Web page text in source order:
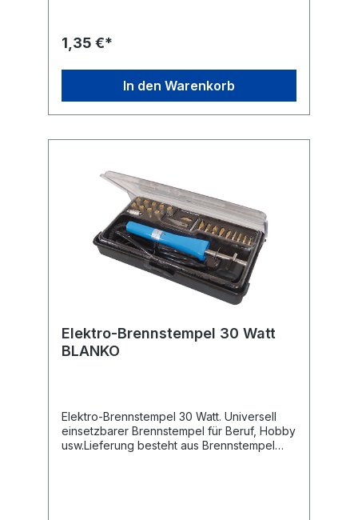
1,35 €*
In den Warenkorb
Elektro-Brennstempel 30 Watt
BLANKO
Elektro-Brennstempel 30 Watt. Universell
einsetzbarer Brennstempel für Beruf, Hobby
usw.Lieferung besteht aus Brennstempel